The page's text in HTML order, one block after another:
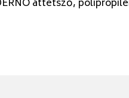
áttetsző,